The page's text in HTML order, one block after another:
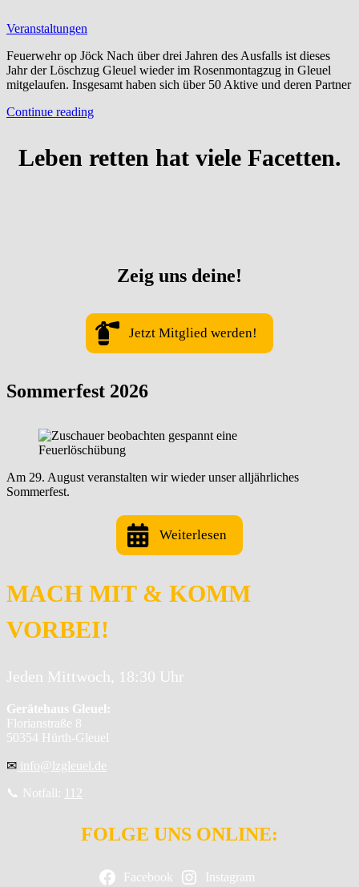
Veranstaltungen
Feuerwehr op Jöck Nach über drei Jahren des Ausfalls ist dieses
Jahr der Löschzug Gleuel wieder im Rosenmontagzug in Gleuel
mitgelaufen. Insgesamt haben sich über 50 Aktive und deren Partner
Continue readingKarnevalszug
Leben retten hat viele Facetten.
Zeig uns deine!
Jetzt Mitglied werden!
Sommerfest 2026
Am 29. August veranstalten wir wieder unser alljährliches
Sommerfest.
Weiterlesen
MACH MIT & KOMM
VORBEI!
Jeden Mittwoch, 18:30 Uhr
Gerätehaus Gleuel:
Florianstraße 8
50354 Hürth-Gleuel
✉ info@lzgleuel.de
📞 Notfall: 112
FOLGE UNS ONLINE:
Facebook Instagram